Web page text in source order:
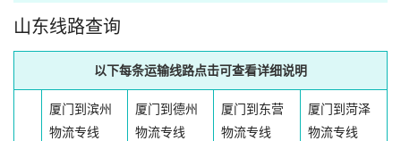
山东线路查询
以下每条运输线路点击可查看详细说明
厦门到滨州
物流专线
厦门到德州
物流专线
厦门到东营
物流专线
厦门到菏泽
物流专线